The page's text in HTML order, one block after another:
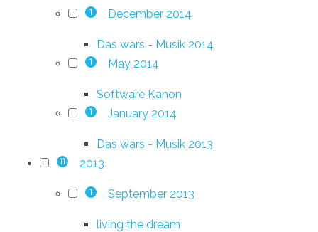
1 December 2014
Das wars - Musik 2014
1 May 2014
Software Kanon
1 January 2014
Das wars - Musik 2013
11 2013
1 September 2013
living the dream